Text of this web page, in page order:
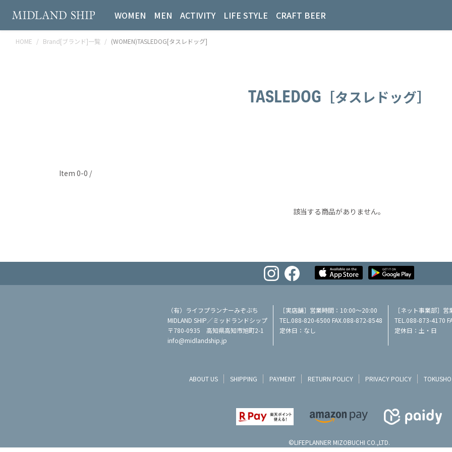
WOMEN MEN ACTIVITY LIFE STYLE CRAFT BEER
HOME Brand[ブランド]一覧 (WOMEN)TASLEDOG[タスレドッグ]
TASLEDOG ［タスレドッグ］
Item 0-0 /
該当する商品がありません。
（有）ライフプランナーみぞぶち
MIDLAND SHIP／ミッドランドシップ
〒780-0935 高知県高知市旭町2-1
info@midlandship.jp
［実店舗］営業時間：10:00～20:00
TEL.088-820-6500 FAX.088-872-8548
定休日：なし
［ネット事業部］
TEL.088-873-4170
定休日：土・日
ABOUT US SHIPPING PAYMENT RETURN POLICY PRIVACY POLICY TOKUSHO
©LIFEPLANNER MIZOBUCHI CO.,LTD.